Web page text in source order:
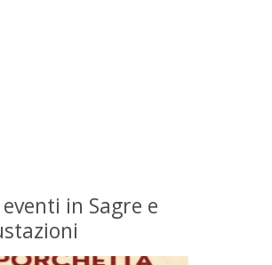
in Sagre e